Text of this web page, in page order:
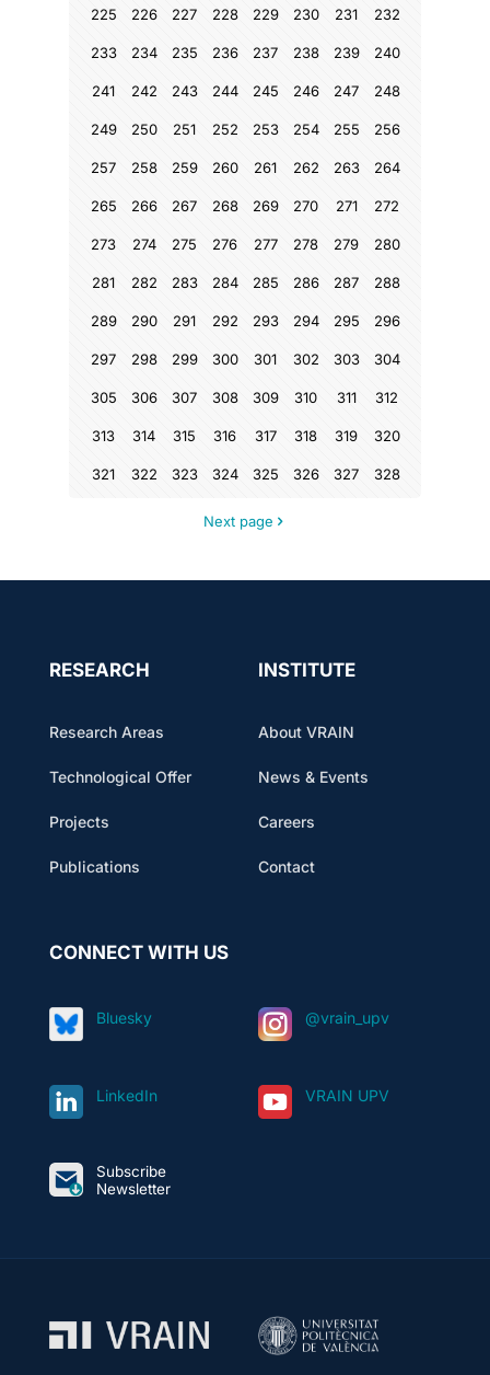
225 226 227 228 229 230 231 232
233 234 235 236 237 238 239 240
241 242 243 244 245 246 247 248
249 250 251 252 253 254 255 256
257 258 259 260 261 262 263 264
265 266 267 268 269 270 271 272
273 274 275 276 277 278 279 280
281 282 283 284 285 286 287 288
289 290 291 292 293 294 295 296
297 298 299 300 301 302 303 304
305 306 307 308 309 310 311 312
313 314 315 316 317 318 319 320
321 322 323 324 325 326 327 328
Next page
RESEARCH
Research Areas
Technological Offer
Projects
Publications
INSTITUTE
About VRAIN
News & Events
Careers
Contact
CONNECT WITH US
Bluesky @vrain_upv
LinkedIn VRAIN UPV
Subscribe
Newsletter